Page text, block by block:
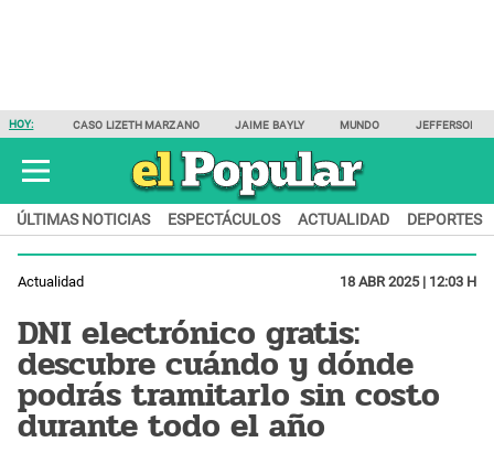
HOY: CASO LIZETH MARZANO JAIME BAYLY MUNDO JEFFERSON
ÚLTIMAS NOTICIAS ESPECTÁCULOS ACTUALIDAD DEPORTES
Actualidad 18 ABR 2025 | 12:03 H
DNI electrónico gratis:
descubre cuándo y dónde
podrás tramitarlo sin costo
durante todo el año